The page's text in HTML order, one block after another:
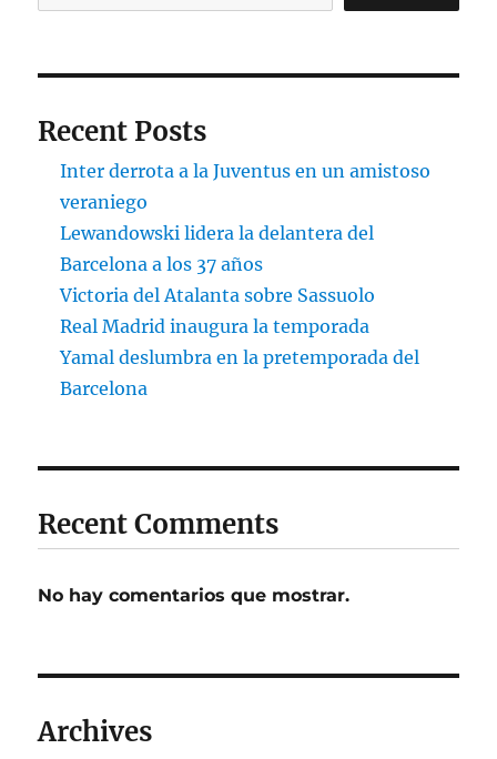
Recent Posts
Inter derrota a la Juventus en un amistoso
veraniego
Lewandowski lidera la delantera del
Barcelona a los 37 años
Victoria del Atalanta sobre Sassuolo
Real Madrid inaugura la temporada
Yamal deslumbra en la pretemporada del
Barcelona
Recent Comments
No hay comentarios que mostrar.
Archives